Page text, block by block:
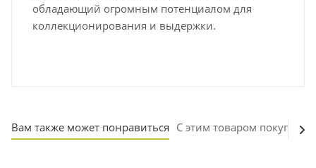
обладающий огромным потенциалом для
коллекционирования и выдержки.
Вам также может понравиться С этим товаром покупают